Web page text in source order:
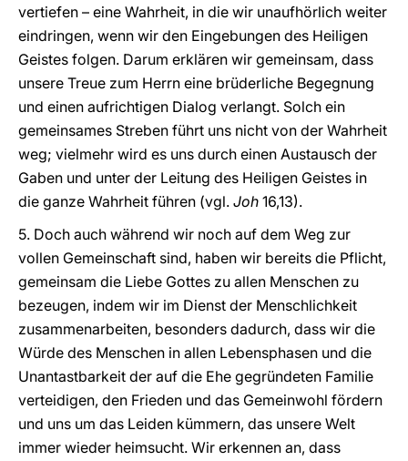
vertiefen – eine Wahrheit, in die wir unaufhörlich weiter
eindringen, wenn wir den Eingebungen des Heiligen
Geistes folgen. Darum erklären wir gemeinsam, dass
unsere Treue zum Herrn eine brüderliche Begegnung
und einen aufrichtigen Dialog verlangt. Solch ein
gemeinsames Streben führt uns nicht von der Wahrheit
weg; vielmehr wird es uns durch einen Austausch der
Gaben und unter der Leitung des Heiligen Geistes in
die ganze Wahrheit führen (vgl. Joh 16,13).
5. Doch auch während wir noch auf dem Weg zur
vollen Gemeinschaft sind, haben wir bereits die Pflicht,
gemeinsam die Liebe Gottes zu allen Menschen zu
bezeugen, indem wir im Dienst der Menschlichkeit
zusammenarbeiten, besonders dadurch, dass wir die
Würde des Menschen in allen Lebensphasen und die
Unantastbarkeit der auf die Ehe gegründeten Familie
verteidigen, den Frieden und das Gemeinwohl fördern
und uns um das Leiden kümmern, das unsere Welt
immer wieder heimsucht. Wir erkennen an, dass